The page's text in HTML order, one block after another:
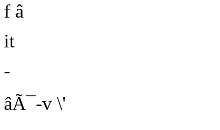
f â
it
-
âÃ¯-v \'